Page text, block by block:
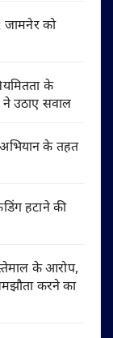
को
के
ने उठाए सवाल
अभियान के तहत
हटाने की
के आरोप,
करने का